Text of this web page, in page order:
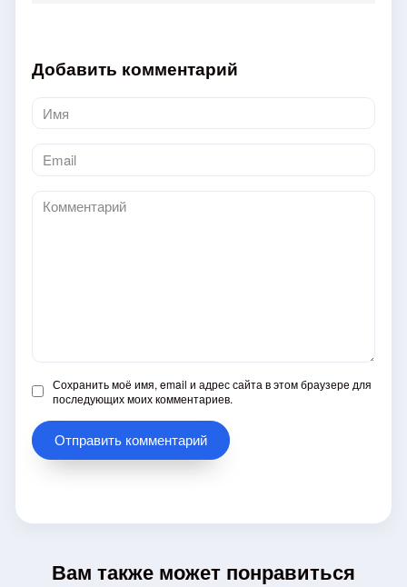
Добавить комментарий
Имя
*
Email
*
Комментарий
Сохранить моё имя, email и адрес сайта в этом браузере для
последующих моих комментариев.
Вам также может понравиться